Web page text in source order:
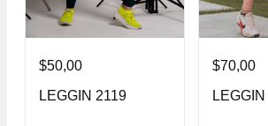
$50,00
LEGGIN 2119
$70,00